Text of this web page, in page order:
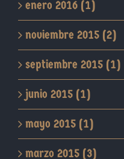
enero 2016 (1)
noviembre 2015 (2)
septiembre 2015 (1)
junio 2015 (1)
mayo 2015 (1)
marzo 2015 (3)